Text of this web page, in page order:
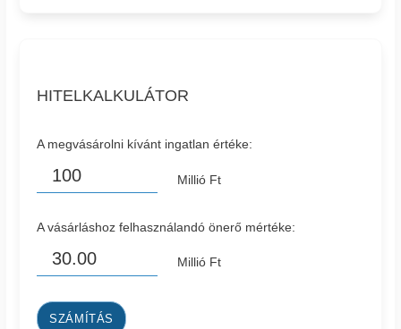
HITELKALKULÁTOR
A megvásárolni kívánt ingatlan értéke:
Millió Ft
A vásárláshoz felhasználandó önerő mértéke:
Millió Ft
SZÁMÍTÁS